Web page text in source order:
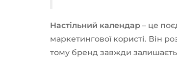
Настільний календар – це
маркетингової користі. Він
тому бренд завжди